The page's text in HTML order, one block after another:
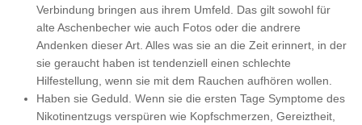
Verbindung bringen aus ihrem Umfeld. Das gilt sowohl für
alte Aschenbecher wie auch Fotos oder die andrere
Andenken dieser Art. Alles was sie an die Zeit erinnert, in der
sie geraucht haben ist tendenziell einen schlechte
Hilfestellung, wenn sie mit dem Rauchen aufhören wollen.
Haben sie Geduld. Wenn sie die ersten Tage Symptome des
Nikotinentzugs verspüren wie Kopfschmerzen, Gereiztheit,